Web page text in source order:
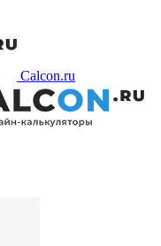
Calcon.ru